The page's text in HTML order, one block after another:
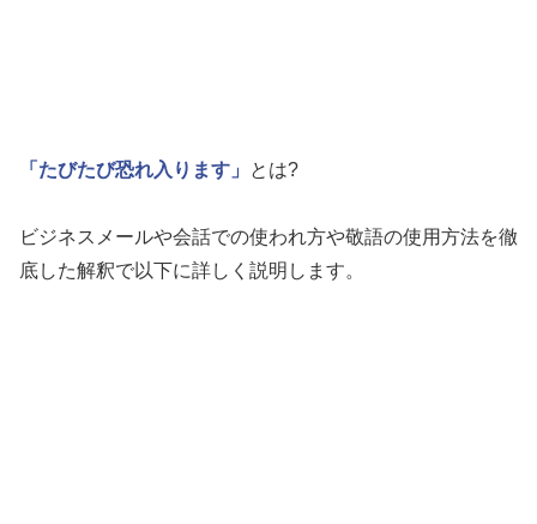
「たびたび恐れ入ります」 とは?
ビジネスメールや会話での使われ方や敬語の使用方法を徹
底した解釈で以下に詳しく説明します。